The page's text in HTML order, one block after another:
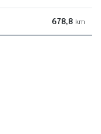
678,8 km